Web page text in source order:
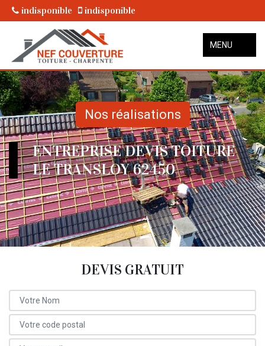
indisponible indisponible
MENU
Nos réalisations
ENTREPRISE DEVIS TOITURE
LE TRANSLOY 62450
DEVIS GRATUIT